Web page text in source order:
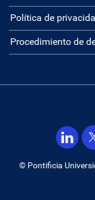
Política de
Procedimiento de
© Pontificia